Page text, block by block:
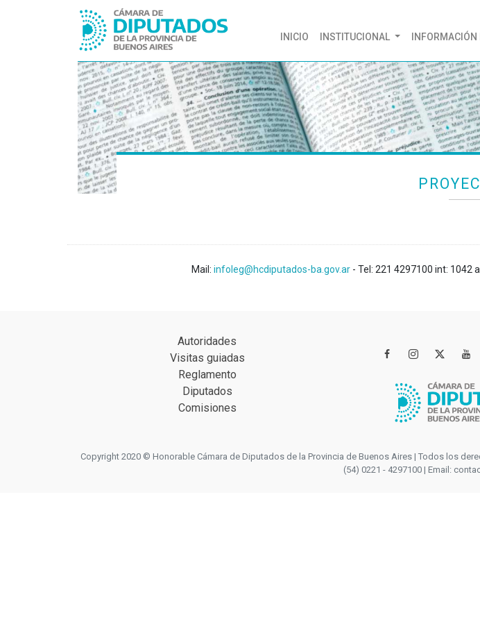
INICIO (CURRENT)
INSTITUCIONAL
Mail: infoleg@hcdiputados-ba.gov.ar - Tel: 221 4297100 int: 1042
Autoridades
Visitas guiadas
Reglamento
Diputados
Comisiones
 
Copyright 2020 © Honorable Cámara de Diputados de la Provincia de Buenos Aires | Todos los
(54) 0221 - 4297100 | Email: